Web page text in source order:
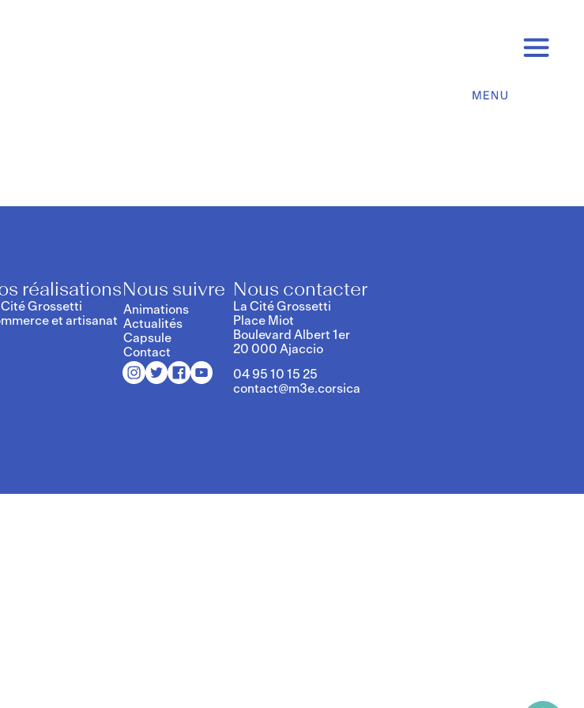
réalisations
Cité Grossetti
et artisanat
Nous suivre
Animations
Actualités
Capsule
Contact
Nous contacter
La Cité Grossetti
Place Miot
Boulevard Albert 1er
20 000 Ajaccio
04 95 10 15 25
contact@m3e.corsica